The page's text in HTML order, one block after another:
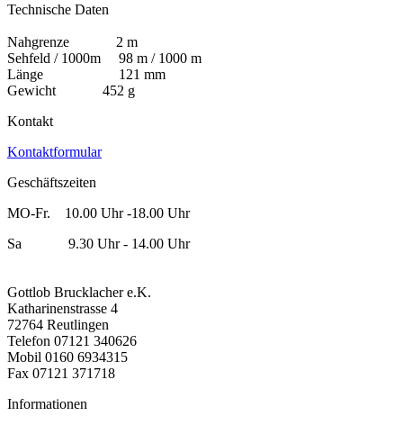
Technische Daten
Nahgrenze 2 m
Sehfeld / 1000m 98 m / 1000 m
Länge 121 mm
Gewicht 452 g
Kontakt
Kontaktformular
Geschäftszeiten
MO-Fr. 10.00 Uhr -18.00 Uhr
Sa 9.30 Uhr - 14.00 Uhr
Gottlob Brucklacher e.K.
Katharinenstrasse 4
72764 Reutlingen
Telefon 07121 340626
Mobil 0160 6934315
Fax 07121 371718
Informationen